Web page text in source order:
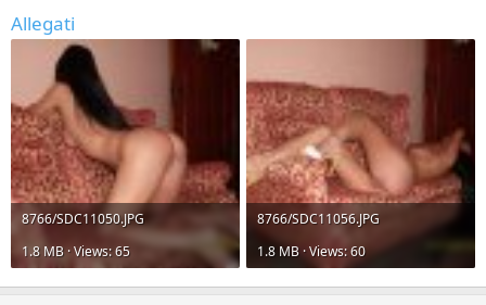
Allegati
8766/SDC11050.JPG
1.8 MB · Views: 65
8766/SDC11056.JPG
1.8 MB · Views: 60